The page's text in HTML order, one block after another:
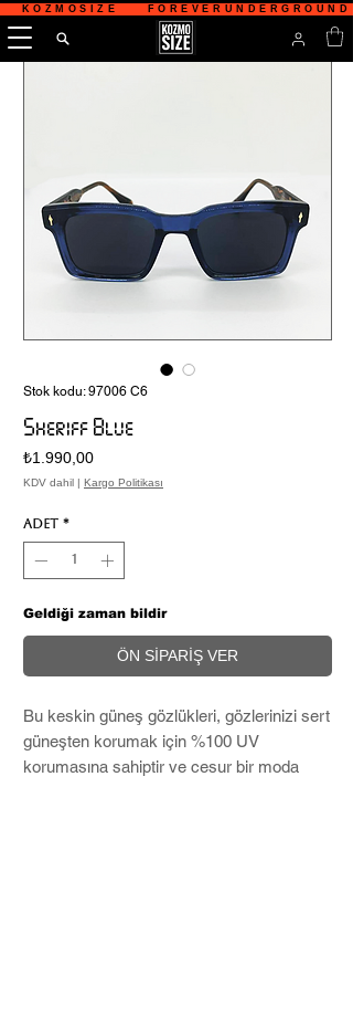
KOZMOSIZE    FOREVERUNDERGROUND
Stok kodu: 97006 C6
Sheriff Blue
₺1.990,00Fiyat
KDV dahil | Kargo Politikası
Adet *
Geldiği zaman bildir
ÖN SİPARİŞ VER
Bu keskin güneş gözlükleri, gözlerinizi sert
güneşten korumak için %100 UV
korumasına sahiptir ve cesur bir moda